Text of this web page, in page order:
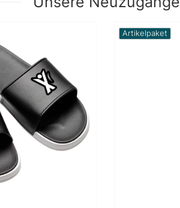
Artikelpaket